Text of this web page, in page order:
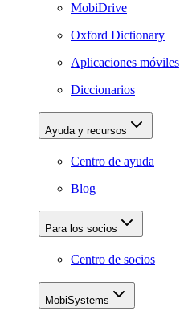
MobiDrive
Oxford Dictionary
Aplicaciones móviles
Diccionarios
Ayuda y recursos
Centro de ayuda
Blog
Para los socios
Centro de socios
MobiSystems